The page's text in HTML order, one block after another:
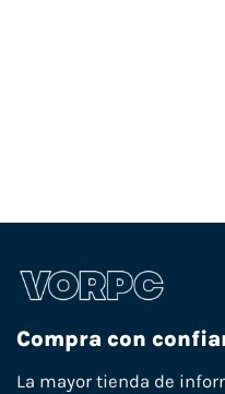
Compra con
La mayor tienda de